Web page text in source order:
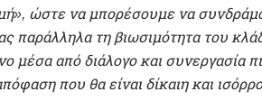
ώστε να μπορέσουμε να
παράλληλα τη βιωσιμότητα του
μέσα από διάλογο και συνεργασία
που θα είναι δίκαιη και